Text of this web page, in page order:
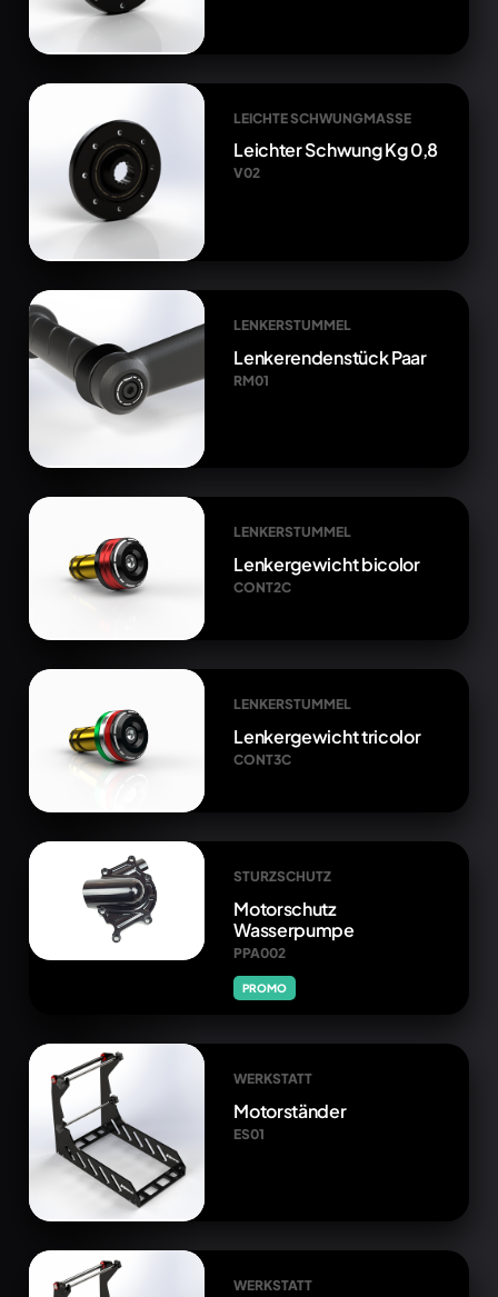
LEICHTE SCHWUNGMASSE
Leichter Schwung Kg 0,8
V02
LENKERSTUMMEL
Lenkerendenstück Paar
RM01
LENKERSTUMMEL
Lenkergewicht bicolor
CONT2C
LENKERSTUMMEL
Lenkergewicht tricolor
CONT3C
STURZSCHUTZ
Motorschutz
Wasserpumpe
PPA002
PROMO
WERKSTATT
Motorständer
ES01
WERKSTATT